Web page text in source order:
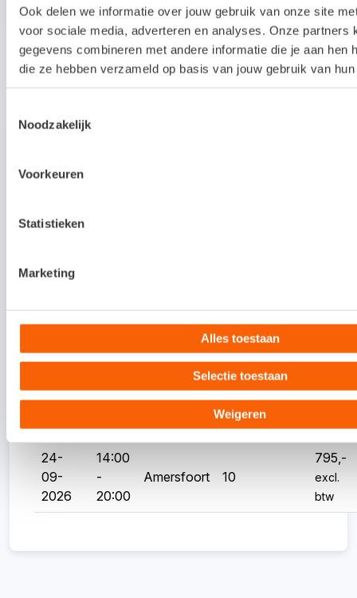
Ook delen we informatie over jouw gebruik van onze site
voor sociale media, adverteren en analyses. Onze partners
gegevens combineren met andere informatie die je aan hen
die ze hebben verzameld op basis van jouw gebruik van
Noodzakelijk
Voorkeuren
Statistieken
Marketing
Alles toestaan
Selectie toestaan
Weigeren
voor de locatie, lunch en onze trainers.
Daarom hanteren we de volgende
annuleringsvoorwaarden:
trainingsdatum? Dan brengen we 50 procent
toch niet komen? Annuleren kan via de link in
Data en locaties
Datum
Locatie
Datum Tijd Locatie Beschikbaar
03-
09-
2026
14:00
-
20:00
Amersfoort 10
795,-
btw
24-
09-
2026
14:00
-
20:00
Amersfoort 10
795,-
excl.
btw